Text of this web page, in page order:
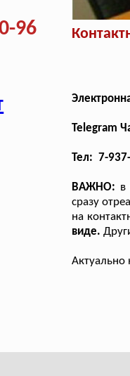
96
Telegram
Тел: 7-
ВАЖНО: в
сразу
на
виде.
Актуально